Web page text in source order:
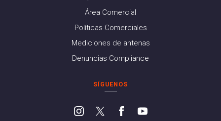
Área Comercial
Políticas Comerciales
Mediciones de antenas
Denuncias Compliance
SÍGUENOS